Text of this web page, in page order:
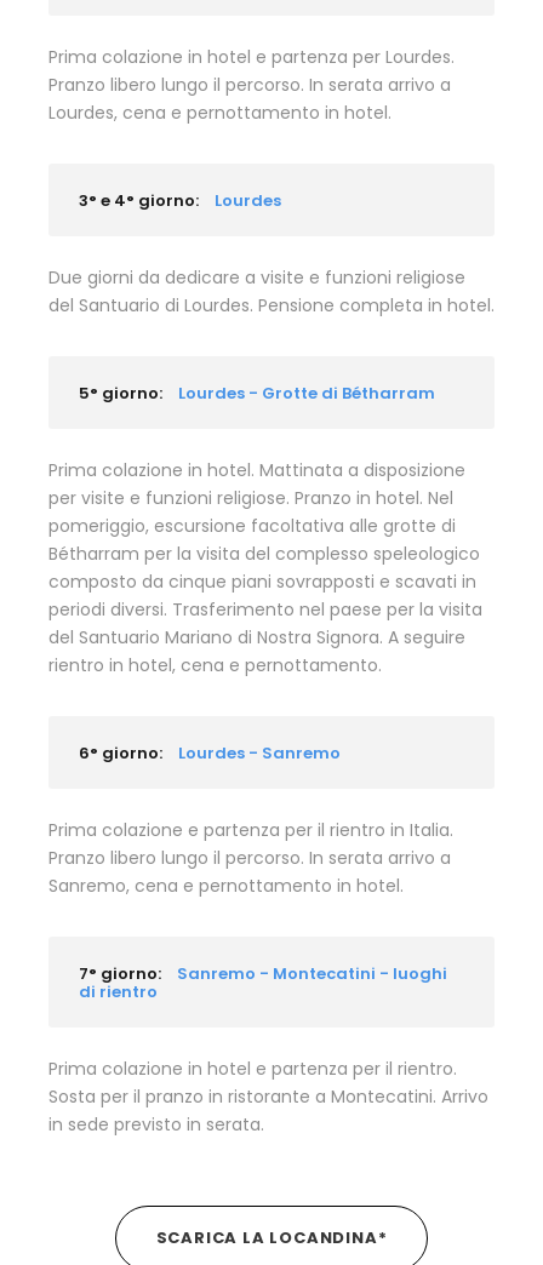
Prima colazione in hotel e partenza per Lourdes.
Pranzo libero lungo il percorso. In serata arrivo a
Lourdes, cena e pernottamento in hotel.
3° e 4° giorno: Lourdes
Due giorni da dedicare a visite e funzioni religiose
del Santuario di Lourdes. Pensione completa in hotel.
5° giorno: Lourdes - Grotte di Bétharram
Prima colazione in hotel. Mattinata a disposizione
per visite e funzioni religiose. Pranzo in hotel. Nel
pomeriggio, escursione facoltativa alle grotte di
Bétharram per la visita del complesso speleologico
composto da cinque piani sovrapposti e scavati in
periodi diversi. Trasferimento nel paese per la visita
del Santuario Mariano di Nostra Signora. A seguire
rientro in hotel, cena e pernottamento.
6° giorno: Lourdes - Sanremo
Prima colazione e partenza per il rientro in Italia.
Pranzo libero lungo il percorso. In serata arrivo a
Sanremo, cena e pernottamento in hotel.
7° giorno: Sanremo - Montecatini - luoghi
di rientro
Prima colazione in hotel e partenza per il rientro.
Sosta per il pranzo in ristorante a Montecatini. Arrivo
in sede previsto in serata.
SCARICA LA LOCANDINA*